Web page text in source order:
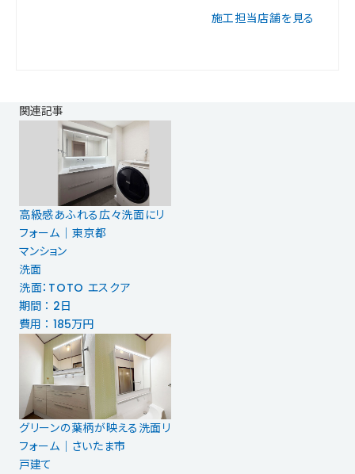
施工担当店舗を見る
関連記事
高級感あふれる広々洗面にリ
フォーム｜東京都
マンション
洗面
洗面：TOTO エスクア
期間 ： 2日
費用 ： 185万円
グリーンの葉柄が映える洗面リ
フォーム｜さいたま市
戸建て